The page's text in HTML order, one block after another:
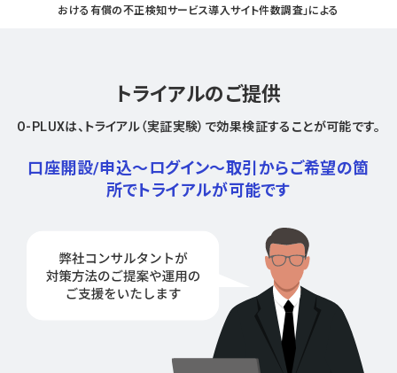
おける有償の不正検知サービス導入サイト件数調査」による
トライアルのご提供
O-PLUXは、トライアル（実証実験）で効果検証することが可能です。
口座開設/申込～ログイン～取引からご希望の箇
所でトライアルが可能です